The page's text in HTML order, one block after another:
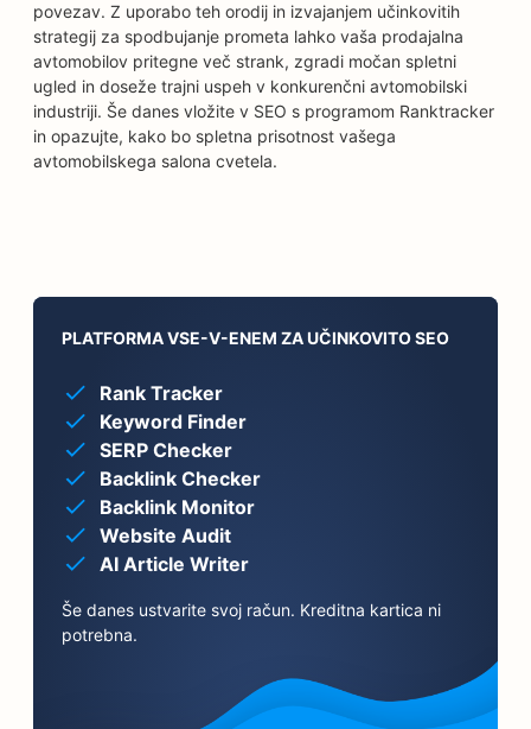
povezav. Z uporabo teh orodij in izvajanjem učinkovitih
strategij za spodbujanje prometa lahko vaša prodajalna
avtomobilov pritegne več strank, zgradi močan spletni
ugled in doseže trajni uspeh v konkurenčni avtomobilski
industriji. Še danes vložite v SEO s programom Ranktracker
in opazujte, kako bo spletna prisotnost vašega
avtomobilskega salona cvetela.
PLATFORMA VSE-V-ENEM ZA UČINKOVITO SEO
Rank Tracker
Keyword Finder
SERP Checker
Backlink Checker
Backlink Monitor
Website Audit
AI Article Writer
Še danes ustvarite svoj račun. Kreditna kartica ni
potrebna.